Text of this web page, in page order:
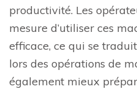
productivité. Les
mesure d’utiliser ces
efficace, ce qui se
lors des opérations de
également mieux